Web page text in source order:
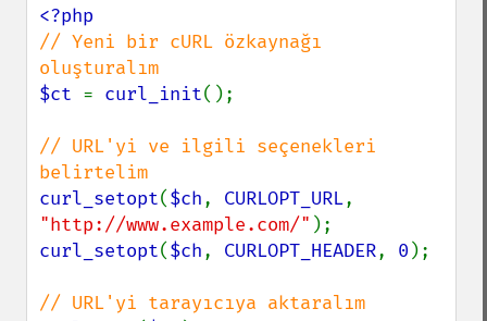
// Yeni bir cURL özkaynağı
$ct = curl_init();
// URL'yi ve ilgili seçenekleri
curl_setopt($ch, CURLOPT_URL
"http://www.example.com/"
curl_setopt($ch, CURLOPT_HEADER, 0 );